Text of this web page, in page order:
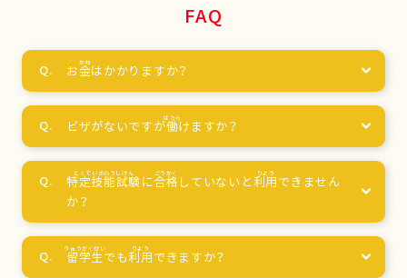
FAQ
お金はかかりますか？
ビザがないですが働けますか？
特定技能試験に合格 していないと利用 できません
か？
留学生でも利用 できますか？